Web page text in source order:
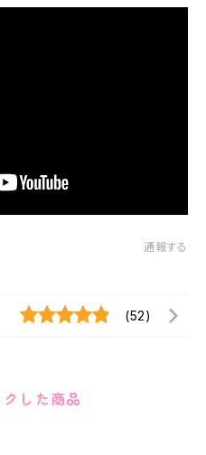
通報する
(52)
した商品